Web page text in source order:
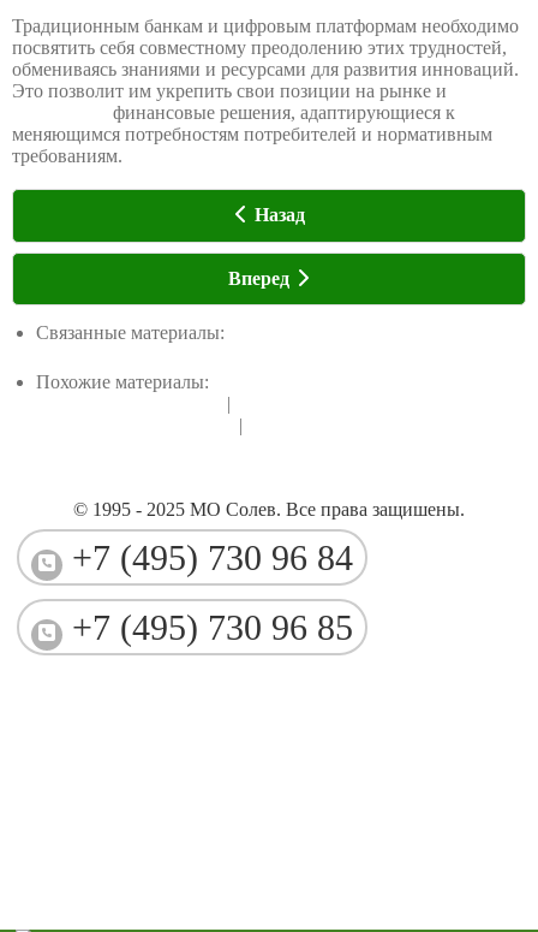
Традиционным банкам и цифровым платформам необходимо
посвятить себя совместному преодолению этих трудностей,
обмениваясь знаниями и ресурсами для развития инноваций.
Это позволит им укрепить свои позиции на рынке и
финансовые решения, адаптирующиеся к
меняющимся потребностям потребителей и нормативным
требованиям.
Назад
Вперед
Связанные материалы:
Похожие материалы:
|
|
© 1995 - 2025 МО Солев. Все права защишены.
+7 (495) 730 96 84
+7 (495) 730 96 85